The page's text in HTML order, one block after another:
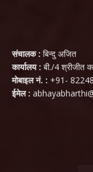
संचालक : बिन्दु अजित
कार्यालय : बी./4 श्रीजीत
मोबाइल नं. : +91-
ईमेल :